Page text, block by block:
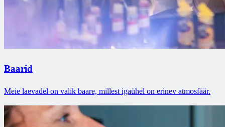
Baarid
Meie laevadel on valik baare, millest igaühel on erinev atmosfäär.